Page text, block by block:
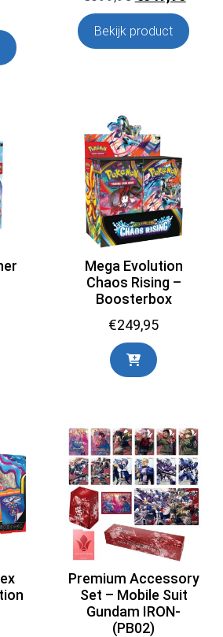
prijs
was:
prijs
is:
Bekijk product
Mega Evolution
Chaos Rising –
Boosterbox
€249,95
Premium Accessory
Set – Mobile Suit
Gundam IRON-
(PB02)